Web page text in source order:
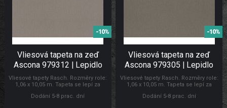
Vliesová tapeta na zeď
Ascona 979312 | Lepidlo
zdarma
Vliesové tapety Rasch. Rozměry role:
1,06 x 10,05 m. Tapeta se lepí za
zeď. Doporučujeme zakoupit lepidlo
-10%
Dodání 5-8 prac. dní
Vliesová tapeta na zeď
Ascona 979305 | Lepidlo
zdarma
Vliesové tapety Rasch. Rozměry role:
1,06 x 10,05 m. Tapeta se lepí za
zeď. Doporučujeme zakoupit lepidlo
-10%
Dodání 5-8 prac. dní